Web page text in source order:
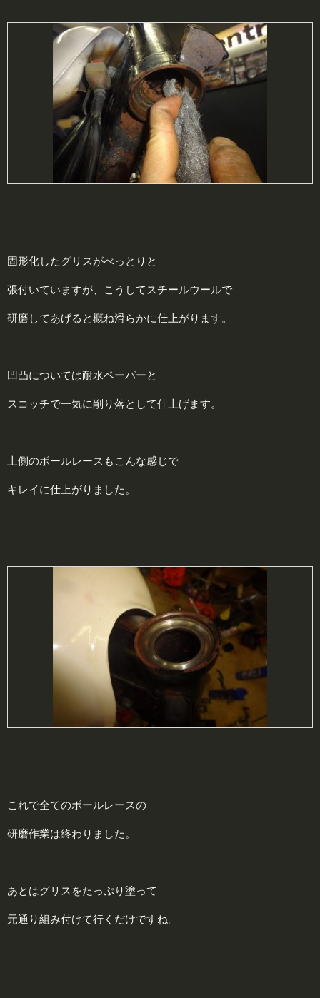
固形化したグリスがべっとりと
張付いていますが、こうしてスチールウールで
研磨してあげると概ね滑らかに仕上がります。
凹凸については耐水ペーパーと
スコッチで一気に削り落として仕上げます。
上側のボールレースもこんな感じで
キレイに仕上がりました。
これで全てのボールレースの
研磨作業は終わりました。
あとはグリスをたっぷり塗って
元通り組み付けて行くだけですね。